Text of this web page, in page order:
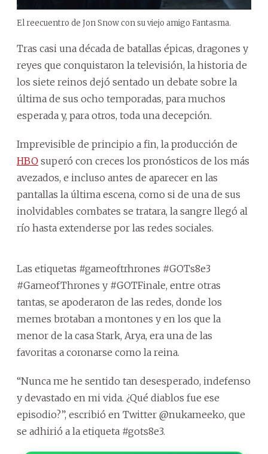
El reecuentro de Jon Snow con su viejo amigo Fantasma.
Tras casi una década de batallas épicas, dragones y
reyes que conquistaron la televisión, la historia de
los siete reinos dejó sentado un debate sobre la
última de sus ocho temporadas, para muchos
esperada y, para otros, toda una decepción.
Imprevisible de principio a fin, la producción de
HBO superó con creces los pronósticos de los más
avezados, e incluso antes de aparecer en las
pantallas la última escena, como si de una de sus
inolvidables combates se tratara, la sangre llegó al
río hasta extenderse por las redes sociales.
Las etiquetas #gameoftrhrones #GOTs8e3
#GameofThrones y #GOTFinale, entre otras
tantas, se apoderaron de las redes, donde los
memes brotaban a montones y en los que la
menor de la casa Stark, Arya, era una de las
favoritas a coronarse como la reina.
“Nunca me he sentido tan desesperado, indefenso
y devastado en mi vida. ¿Qué diablos fue ese
episodio?”, escribió en Twitter @nukameeko, que
se adhirió a la etiqueta #gots8e3.